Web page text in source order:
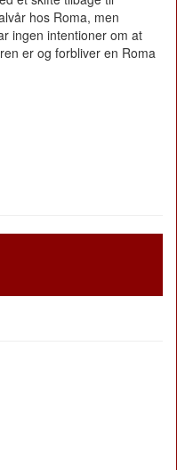
hos Roma, men
ingen intentioner om at
er og forbliver en Roma